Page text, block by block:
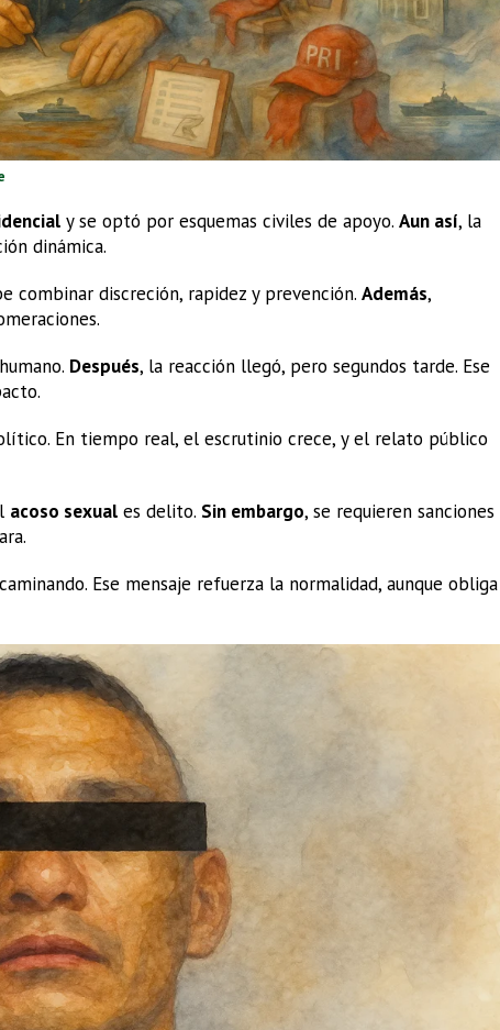
y se optó por esquemas civiles de apoyo. Aun así, la
dinámica.
combinar discreción, rapidez y prevención. Además,
Después, la reacción llegó, pero segundos tarde. Ese
En tiempo real, el escrutinio crece, y el relato público
acoso sexual es delito. Sin embargo, se requieren sanciones
Ese mensaje refuerza la normalidad, aunque obliga